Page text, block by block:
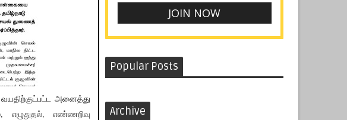
அனைத்து
எழுதுதல், எண்ணறிவு
Popular Posts
Archive